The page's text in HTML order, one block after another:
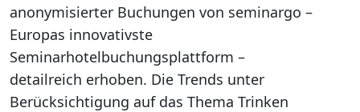
anonymisierter Buchungen von seminargo –
Europas innovativste
Seminarhotelbuchungsplattform –
detailreich erhoben. Die Trends unter
Berücksichtigung auf das Thema Trinken